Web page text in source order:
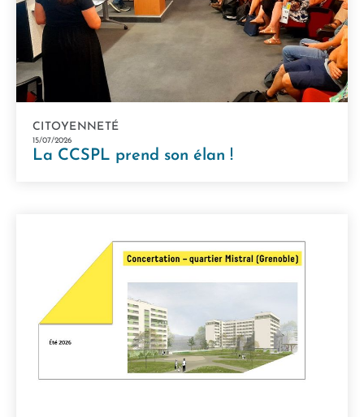
La CCSPL prend son élan !
CITOYENNETÉ
15/07/2026